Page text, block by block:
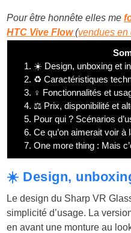
Pour être honnête elles me
HTC Vive Flow (vendues en
1. ☀️ Design, unboxing et
2. ♻️ Caractéristiques
3. ♀️ Fonctionnalités et
4. ⚖️ Prix, disponibilité et
5. Pour qui ? Scénarios
6. Ce qu’on aimerait voir
7. One more thing : Mais
☀️ Design,
Le design du Sharp VR
simplicité d’usage. La
en avant une monture au